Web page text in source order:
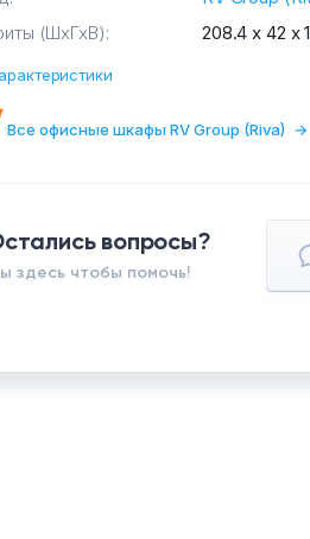
(ШхГхВ):
208.4 х 42 х
Все офисные шкафы RV Group (Riva) →
вопросы?
здесь чтобы помочь!